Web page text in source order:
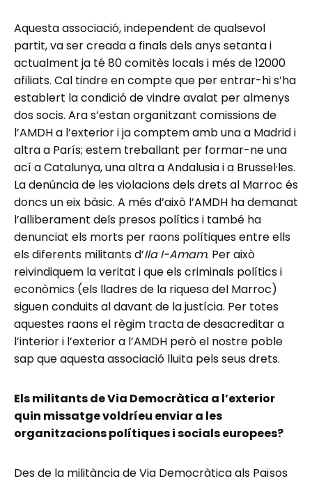
Aquesta associació, independent de qualsevol
partit, va ser creada a finals dels anys setanta i
actualment ja té 80 comitès locals i més de 12000
afiliats. Cal tindre en compte que per entrar-hi s’ha
establert la condició de vindre avalat per almenys
dos socis. Ara s’estan organitzant comissions de
l’AMDH a l’exterior i ja comptem amb una a Madrid i
altra a París; estem treballant per formar-ne una
ací a Catalunya, una altra a Andalusia i a Brussel·les.
La denúncia de les violacions dels drets al Marroc és
doncs un eix bàsic. A més d’això l’AMDH ha demanat
l’alliberament dels presos polítics i també ha
denunciat els morts per raons polítiques entre ells
els diferents militants d’Ila I-Amam. Per això
reivindiquem la veritat i que els criminals polítics i
econòmics (els lladres de la riquesa del Marroc)
siguen conduits al davant de la justícia. Per totes
aquestes raons el règim tracta de desacreditar a
l’interior i l’exterior a l’AMDH però el nostre poble
sap que aquesta associació lluita pels seus drets.
Els militants de Via Democràtica a l’exterior
quin missatge voldríeu enviar a les
organitzacions polítiques i socials europees?
Des de la militància de Via Democràtica als Països